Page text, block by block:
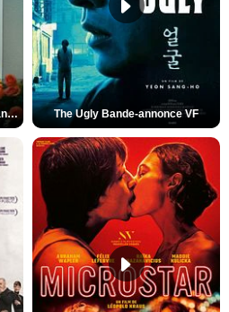
Des Fleurs pour Tokyo Bande-annonce VO STFR The Ugly Bande-annonce VF